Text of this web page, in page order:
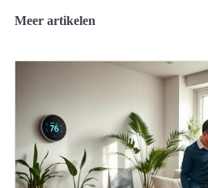
Meer artikelen